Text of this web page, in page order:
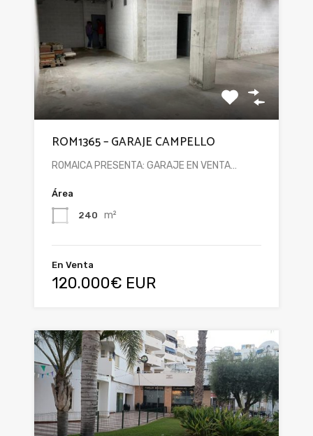
ROM1365 – GARAJE CAMPELLO
ROMAICA PRESENTA: GARAJE EN VENTA…
Área
240 m²
En Venta
120.000€ EUR